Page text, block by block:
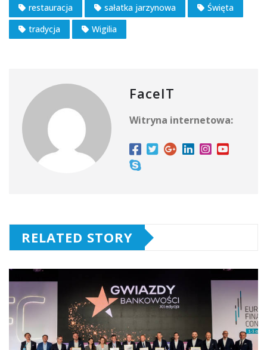
restauracja
sałatka jarzynowa
Święta
tradycja
Wigilia
FaceIT
Witryna internetowa:
RELATED STORY